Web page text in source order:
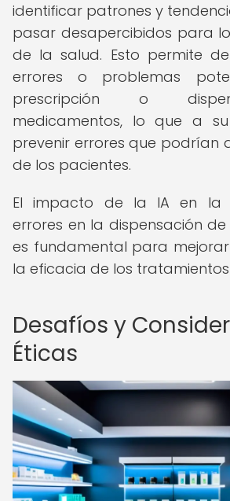
identificar patrones y
pasar desapercibidos para
de la salud. Esto permite
errores o problemas
prescripción o
medicamentos, lo que a
prevenir errores que podrían
de los pacientes.
El impacto de la IA en la
errores en la dispensación
es fundamental para
la eficacia de los
Desafíos y
Éticas